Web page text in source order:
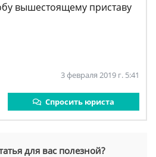
вышестоящему приставу
3 февраля 2019 г. 5:41
Спросить юриста
для вас полезной?